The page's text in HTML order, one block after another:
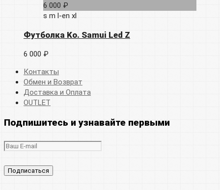
6 000 ₽
s m l-en xl
Футболка Ko. Samui Led Z
6 000 ₽
Контакты
Обмен и Возврат
Доставка и Оплата
OUTLET
Подпишитесь и узнавайте первыми